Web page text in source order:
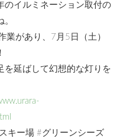
のイルミネーション取付の
業があり、7月5日（土）
を延ばして幻想的な灯りを
キー場 #グリーンシーズ